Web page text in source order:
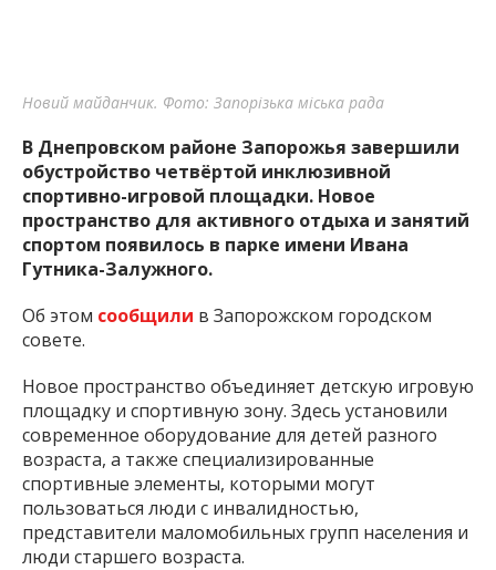
Новий майданчик. Фото: Запорізька міська рада
В Днепровском районе Запорожья завершили
обустройство четвёртой инклюзивной
спортивно-игровой площадки. Новое
пространство для активного отдыха и занятий
спортом появилось в парке имени Ивана
Гутника-Залужного.
Об этом сообщили в Запорожском городском
совете.
Новое пространство объединяет детскую игровую
площадку и спортивную зону. Здесь установили
современное оборудование для детей разного
возраста, а также специализированные
спортивные элементы, которыми могут
пользоваться люди с инвалидностью,
представители маломобильных групп населения и
люди старшего возраста.